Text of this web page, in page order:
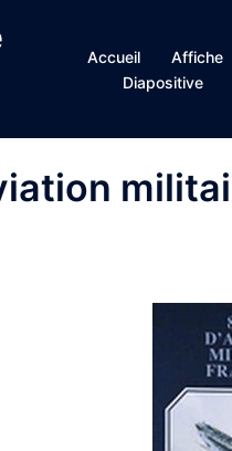
Accueil Affiche
Diapositive